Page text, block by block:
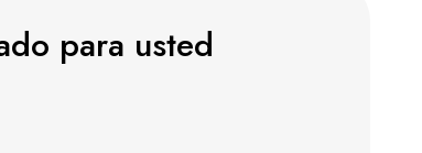
para usted